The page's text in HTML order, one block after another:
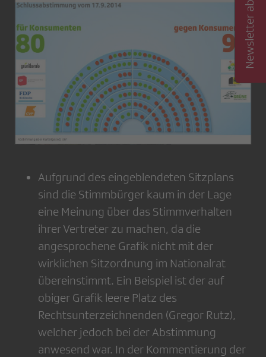
Aufgrund des eingeblendeten Sitzplans
sind die Stimmbürger kaum in der Lage
eine Meinung über das Stimmverhalten
ihrer Vertreter zu machen, da die
angesprochene Grafik nicht mit der
wirklichen Sitzordnung im Nationalrat
übereinstimmt. Ein Beispiel ist der auf
obiger Grafik leere Platz des
Rechtsunterzeichnenden (Gregor Rutz),
welcher jedoch bei der Abstimmung
anwesend war. In der Kommentierung der